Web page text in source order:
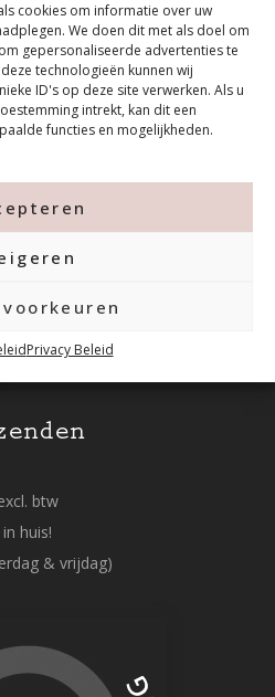
cookies om informatie over uw
We doen dit met als doel om
gepersonaliseerde advertenties te
technologieën kunnen wij
ID's op deze site verwerken. Als u
intrekt, kan dit een
functies en mogelijkheden.
Privacy Beleid
btw
huis!
& vrijdag)